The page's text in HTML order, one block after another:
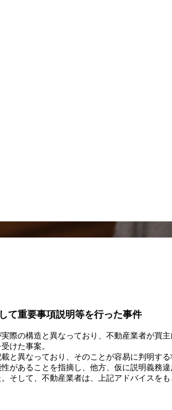
て重要事項説明等を行った事件
際の構造と異なっており、不動産業者が買
けた事案。
と異なっており、そのことが容易に判明す
があることを指摘し、他方、仮に説明義務
そして、不動産業者は、上記アドバイスを